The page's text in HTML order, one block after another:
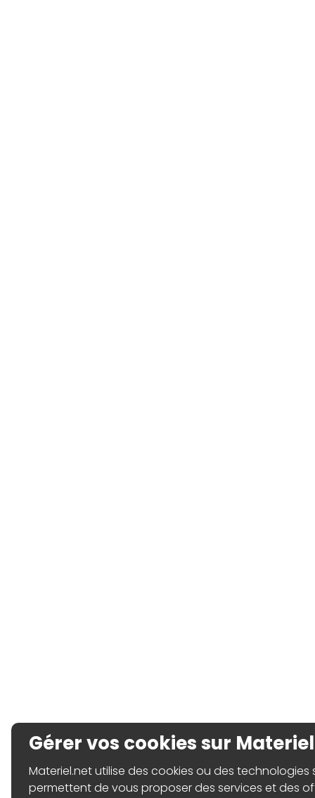
Gérer vos cookies sur
Materiel.net utilise des cookies ou des technologies
permettent de vous proposer des services et des